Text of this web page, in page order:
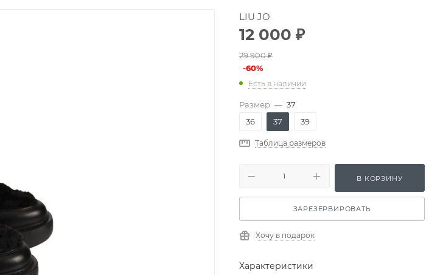
LIU JO
12 000 ₽
29 900₽
-60%
Есть в наличии
Размер — 37
36
37 39
Таблица размеров
В КОРЗИНУ
ЗАРЕЗЕРВИРОВАТЬ
Хочу в подарок
Характеристики